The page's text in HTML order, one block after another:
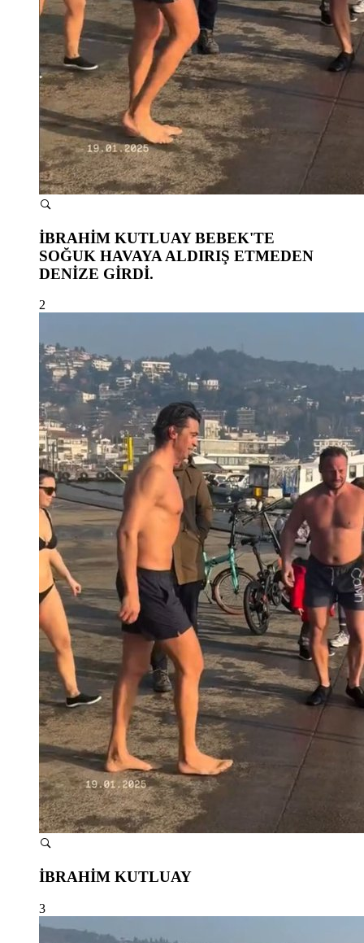
İBRAHİM KUTLUAY BEBEK'TE
SOĞUK HAVAYA ALDIRIŞ ETMEDEN
DENİZE GİRDİ.
2
İBRAHİM KUTLUAY
3